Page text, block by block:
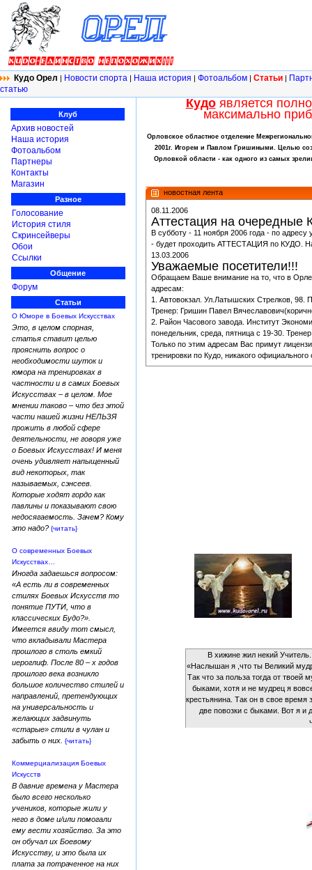
Кудо Орел | Новости спорта | Наша история | Фотоальбом | Статьи |
статью
Клуб
Архив новостей
Наша история
Фотоальбом
Партнеры
Контакты
Магазин
Разное
Голосование
История стиля
Скринсейверы
Обои
Ссылки
Общение
Форум
Статьи
О Юморе в Боевых Искусствах
Это, в целом спорная,
статья ставит целью
прояснить вопрос о
необходимости шуток и
юмора на тренировках в
частности и в самих Боевых
Искусствах – в целом. Мое
мнении таково – что без этой
части нашей жизни НЕЛЬЗЯ
прожить в любой сфере
деятельности, не говоря уже
о Боевых Искусствах! И меня
очень удивляет напыщенный
вид некоторых, так
называемых, сэнсеев.
Которые ходят гордо как
павлины и показывают свою
недосягаемость. Зачем? Кому
это надо? {читать}
О современных Боевых
Искусствах…
Иногда задаешься вопросом:
«А есть ли в современных
стилях Боевых Искусств то
понятие ПУТИ, что в
классических Будо?».
Имеется ввиду тот смысл,
что вкладывали Мастера
прошлого в столь емкий
иероглиф. После 80 – х годов
прошлого века возникло
большое количество стилей и
направлений, претендующих
на универсальность и
желающих задвинуть
«старые» стили в чулан и
забыть о них. {читать}
Коммерциализация Боевых
Искусств
В давние времена у Мастера
было всего несколько
учеников, которые жили у
него в доме и/или помогали
ему вести хозяйство. За это
он обучал их Боевому
Искусству, и это была их
плата за потраченное на них
Кудоявляется
максимально
Орловское областное отделение
2001г. Игорем и Павлом Гришиными. Целью
Орловкой области - как одного из самых
новостная лента
08.11.2006
Аттестация на очередные
В субботу - 11 ноября 2006 года - по
- будет проходить АТТЕСТАЦИЯ по КУДО.
13.03.2006
Уважаемые посетители!!!
Обращаем Ваше внимание на то, что в Орле
адресам:
1. Автовокзал. Ул.Латышских Стрелков, 98.
Тренер: Гришин Павел
2. Район Часового завода. Институт
понедельник, среда, пятница с 19-30.
Только по этим адресам Вас примут
тренировки по Кудо, никакого
В хижине жил некий
«Наслышан я ,что ты Великий
Так что за польза тогда от твоей
быками, хотя и не мудрец я
крестьянина. Так он в свое
две повозки с быками. Вот я и